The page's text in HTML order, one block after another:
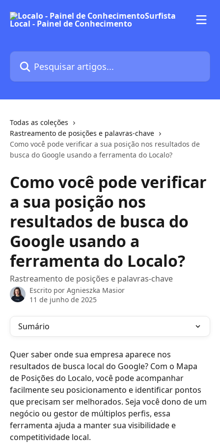
Pesquisar artigos...
Todas as coleções
Rastreamento de posições e palavras-chave
Como você pode verificar a sua posição nos resultados de
busca do Google usando a ferramenta do Localo?
Como você pode verificar
a sua posição nos
resultados de busca do
Google usando a
ferramenta do Localo?
Rastreamento de posições e palavras-chave
Escrito por Agnieszka Masior
11 de junho de 2025
Sumário
Quer saber onde sua empresa aparece nos
resultados de busca local do Google? Com o Mapa
de Posições do Localo, você pode acompanhar
facilmente seu posicionamento e identificar pontos
que precisam ser melhorados. Seja você dono de um
negócio ou gestor de múltiplos perfis, essa
ferramenta ajuda a manter sua visibilidade e
competitividade local.